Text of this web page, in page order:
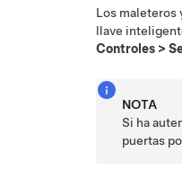
Los maleteros
llave
Controles >
NOTA
Si ha
puertas